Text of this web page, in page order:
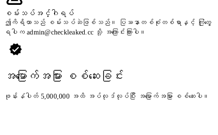
စမ်းသပ်အင်္ဂါရပ်
ဤကိရိယာသည် စမ်းသပ်ဆဲဖြစ်သည်။ ပြဿနာတစ်စုံတစ်ရာနှင့် ကြုံတွေ့
ရပါက admin@checkleaked.cc သို့ အကြောင်းကြားပါ။
အမြောက်အမြား စစ်ဆေးခြင်း
ဖုန်းနံပါတ် 5,000,000 အထိ အပ်လုဒ်လုပ်ပြီး အမြောက်အမြား စစ်ဆေးပါ။